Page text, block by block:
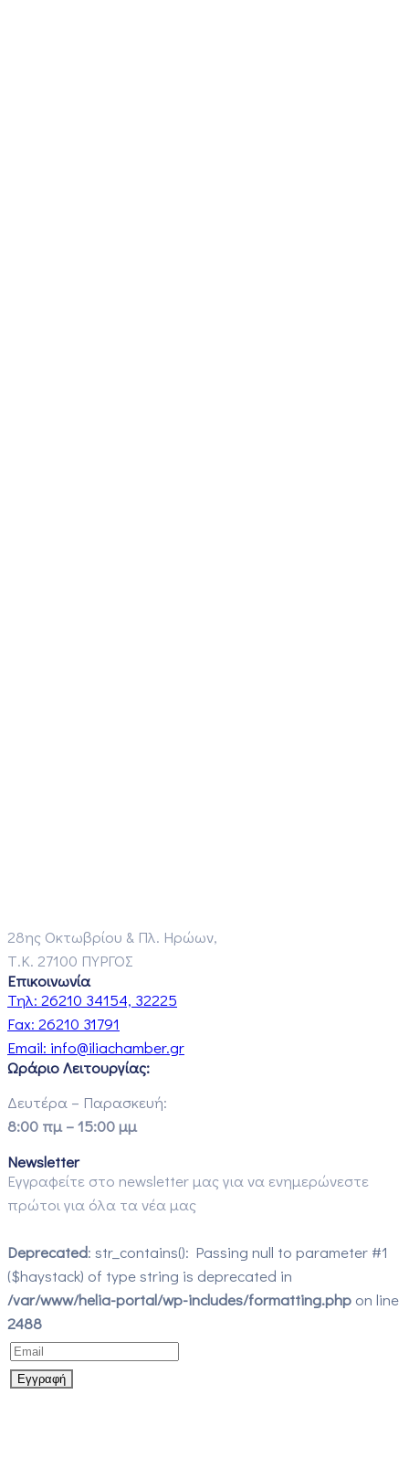
28ης Οκτωβρίου & Πλ. Ηρώων,
Τ.Κ. 27100 ΠΥΡΓΟΣ
Επικοινωνία
Τηλ: 26210 34154, 32225
Fax: 26210 31791
Email: info@iliachamber.gr
Ωράριο Λειτουργίας:
Δευτέρα – Παρασκευή:
8:00 πμ – 15:00 μμ
Newsletter
Εγγραφείτε στο newsletter μας για να ενημερώνεστε
πρώτοι για όλα τα νέα μας
Deprecated: str_contains(): Passing null to parameter #1
($haystack) of type string is deprecated in
/var/www/helia-portal/wp-includes/formatting.php on line
2488